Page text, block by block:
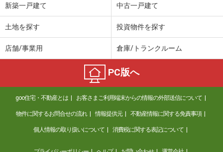
22.50万円
東京都北区田端新町２丁目
25.10万円
住 所
東京都北区田端新町２丁目
専有面積 51.03m²
間取り
2LDK
東京都江東区常盤２丁目
新築一戸建て 中古一戸建て
土地を探す 投資物件を探す
店舗/事業用 倉庫/トランクルーム
PC版へ
goo住宅・不動産とは お客さまご利用端末からの情報の外部送信について
物件に関するお問合せの流れ 情報提供元 不動産情報に関する免責事項
個人情報の取り扱いについて 消費税に関する表記について